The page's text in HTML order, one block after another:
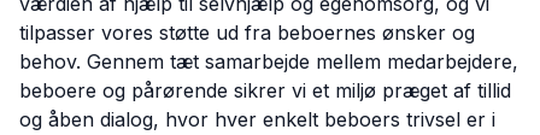
tilpasser vores støtte ud fra beboernes ønsker og
behov. Gennem tæt samarbejde mellem medarbejdere,
beboere og pårørende sikrer vi et miljø præget af tillid
og åben dialog, hvor hver enkelt beboers trivsel er i